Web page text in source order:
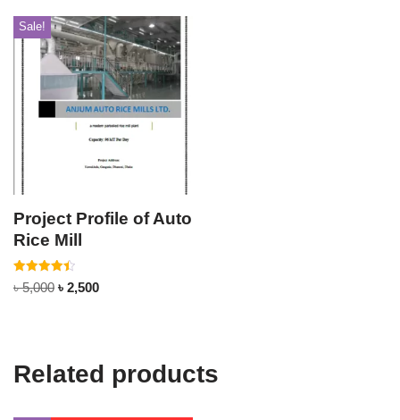
Sale!
Project Profile of Auto
Rice Mill
Rated
4.50
৳5,000 ৳ 2,500
Related products